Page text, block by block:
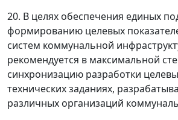
20. В целях обеспечения единых
формированию целевых
систем коммунальной
рекомендуется в максимальной
синхронизацию разработки
технических заданиях,
различных организаций